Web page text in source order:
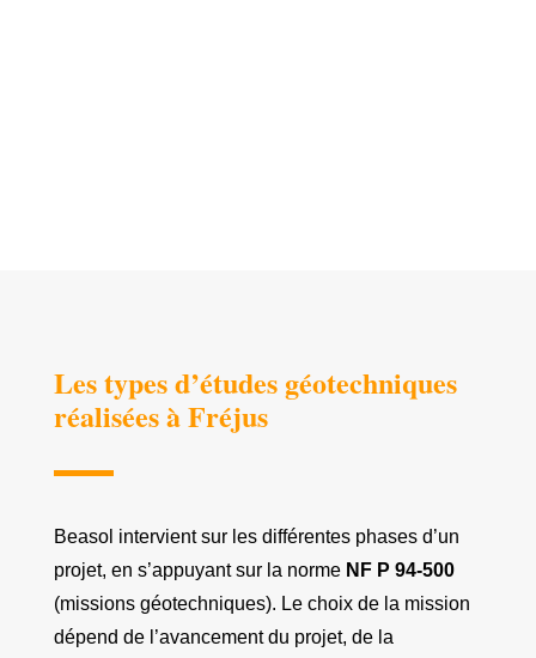
Les types d’études géotechniques
réalisées à Fréjus
Beasol intervient sur les différentes phases d’un
projet, en s’appuyant sur la norme NF P 94-500
(missions géotechniques). Le choix de la mission
dépend de l’avancement du projet, de la